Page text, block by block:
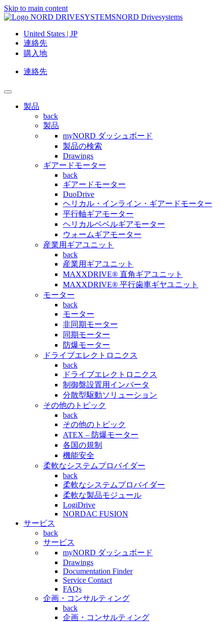
Skip to main content
NORD Drivesystems
United States | JP
連絡先
購入地
連絡先
製品
back
製品
myNORD ダッシュボード
製品の検索
Drawings
ギアードモーター
back
ギアードモーター
DuoDrive
ヘリカル・インライン・ギアードモーター
平行軸ギアモーター
ヘリカルベベルギアモーター
ウォームギアモーター
産業用ギアユニット
back
産業用ギアユニット
MAXXDRIVE® 直角ギアユニット
MAXXDRIVE® 平行歯車ギヤユニット
モーター
back
モーター
非同期モーター
同期モーター
防爆モーター
ドライブエレクトロニクス
back
ドライブエレクトロニクス
制御盤設置用インバータ
分散型駆動ソリューション
その他のトピック
back
その他のトピック
ATEX – 防爆モーター
各国の規制
機能安全
柔軟なシステムプロバイダー
back
柔軟なシステムプロバイダー
柔軟な製品モジュール
LogiDrive
NORDAC FUSION
サービス
back
サービス
myNORD ダッシュボード
Drawings
Documentation Finder
Service Contact
FAQs
企画・コンサルティング
back
企画・コンサルティング